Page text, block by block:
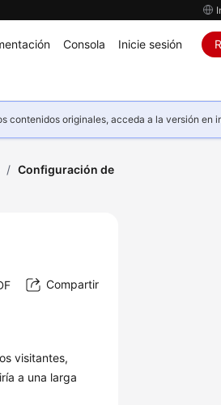
Consola Inicie sesión
contenidos originales, acceda a la versión en
/ Configuración de
Compartir
visitantes,
a una larga